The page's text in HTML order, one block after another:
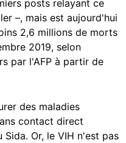
posts relayant ce
–, mais est aujourd'hui
2,6 millions de morts
2019, selon
par l'AFP à partir de
des maladies
contact direct
Or, le VIH n'est pas